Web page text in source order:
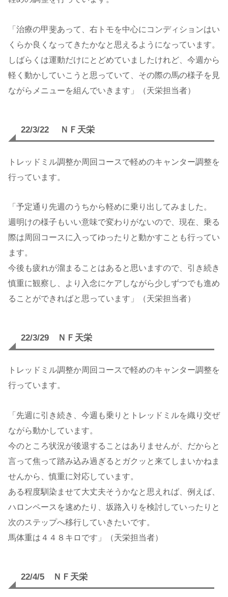
「治療の甲斐あって、右トモを中心にコンディションはい
くらか良くなってきたかなと思えるようになっています。
しばらくは運動だけにとどめていましたけれど、今週から
軽く動かしていこうと思っていて、その際の馬の様子を見
ながらメニューを組んでいきます」（天栄担当者）
22/3/22 ＮＦ天栄
トレッドミル調整か周回コースで軽めのキャンター調整を
行っています。
「予定通り先週のうちから軽めに乗り出してみました。
週明けの様子もいい意味で変わりがないので、現在、乗る
際は周回コースに入ってゆったりと動かすことも行ってい
ます。
今後も疲れが溜まることはあると思いますので、引き続き
慎重に観察し、より入念にケアしながら少しずつでも進め
ることができればと思っています」（天栄担当者）
22/3/29 ＮＦ天栄
トレッドミル調整か周回コースで軽めのキャンター調整を
行っています。
「先週に引き続き、今週も乗りとトレッドミルを織り交ぜ
ながら動かしています。
今のところ状況が後退することはありませんが、だからと
言って焦って踏み込み過ぎるとガクッと来てしまいかねま
せんから、慎重に対応しています。
ある程度馴染ませて大丈夫そうかなと思えれば、例えば、
ハロンペースを速めたり、坂路入りを検討していったりと
次のステップへ移行していきたいです。
馬体重は４４８キロです」（天栄担当者）
22/4/5 ＮＦ天栄